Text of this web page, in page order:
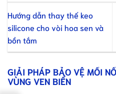
Hướng dẫn thay thế keo
silicone cho vòi hoa sen và
bồn tắm
GIẢI PHÁP BẢO VỆ MỐI
VÙNG VEN BIỂN